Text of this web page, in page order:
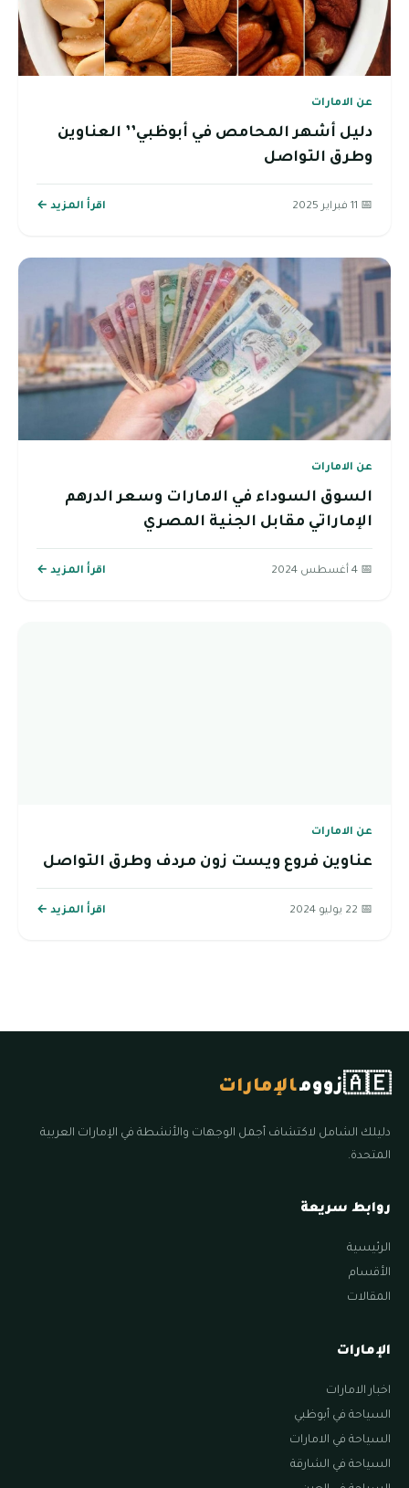
عن الامارات
دليل أشهر المحامص في أبوظبي’’ العناوين
وطرق التواصل
📅 11 فبراير 2025 اقرأ المزيد ←
عن الامارات
السوق السوداء في الامارات وسعر الدرهم
الإماراتي مقابل الجنية المصري
📅 4 أغسطس 2024 اقرأ المزيد ←
عن الامارات
عناوين فروع ويست زون مردف وطرق التواصل
📅 22 يوليو 2024 اقرأ المزيد ←
🇦🇪زوومالإمارات
دليلك الشامل لاكتشاف أجمل الوجهات والأنشطة في الإمارات العربية
المتحدة.
روابط سريعة
الرئيسية
الأقسام
المقالات
الإمارات
اخبار الامارات
السياحة في أبوظبي
السياحة في الامارات
السياحة في الشارقة